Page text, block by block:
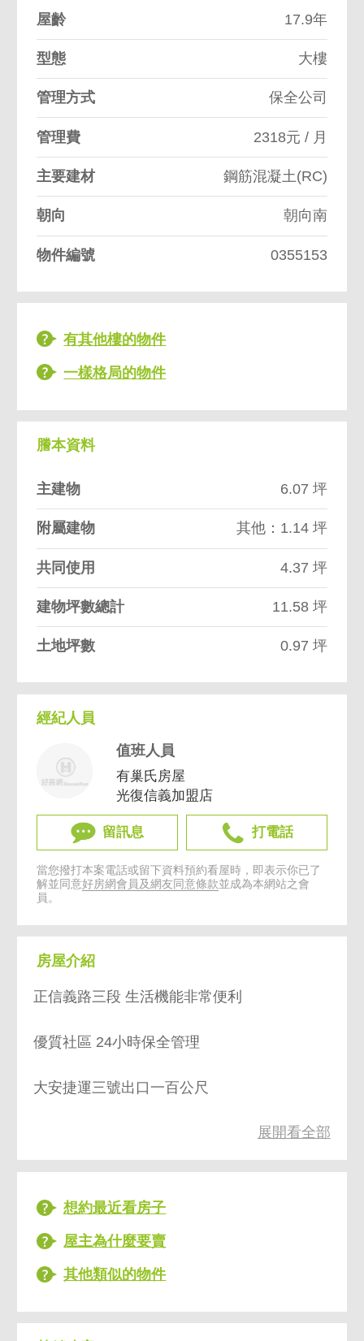
屋齡 17.9年
型態 大樓
管理方式 保全公司
管理費 2318元 / 月
主要建材 鋼筋混凝土(RC)
朝向 朝向南
物件編號 0355153
有其他樓的物件
一樣格局的物件
謄本資料
主建物 6.07 坪
附屬建物 其他：1.14 坪
共同使用 4.37 坪
建物坪數總計 11.58 坪
土地坪數 0.97 坪
經紀人員
值班人員
有巢氏房屋
光復信義加盟店
留訊息 打電話
當您撥打本案電話或留下資料預約看屋時，即表示你已了
解並同意好房網會員及網友同意條款並成為本網站之會
員。
房屋介紹
正信義路三段 生活機能非常便利
優質社區 24小時保全管理
大安捷運三號出口一百公尺
展開看全部
想約最近看房子
屋主為什麼要賣
其他類似的物件